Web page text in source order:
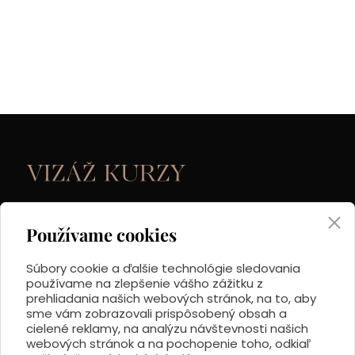
Používame cookies
Súbory cookie a ďalšie technológie sledovania
používame na zlepšenie vášho zážitku z
prehliadania našich webových stránok, na to, aby
sme vám zobrazovali prispôsobený obsah a
cielené reklamy, na analýzu návštevnosti našich
webových stránok a na pochopenie toho, odkiaľ
IČO: 46 603 921
DIČ: 1082477594
Mobil:0948 449 227
Email:info@vizazkurzy.sk